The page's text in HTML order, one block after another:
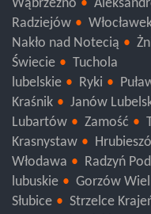
Wąbrzeźno
Radziejów
Nakło nad Notecią
Świecie
Tuchola
lubelskie
Ryki
Kraśnik
Janów
Lubartów
Zamość
Krasnystaw
Włodawa
Radzyń
lubuskie
Gorzów
Słubice
Strzelce